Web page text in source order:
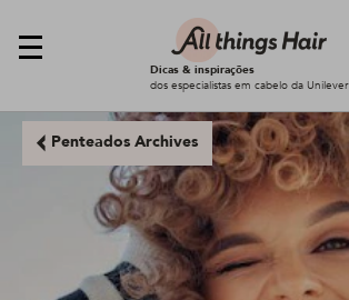
Dicas & inspirações
dos especialistas em cabelo da Unilever
Penteados Archives